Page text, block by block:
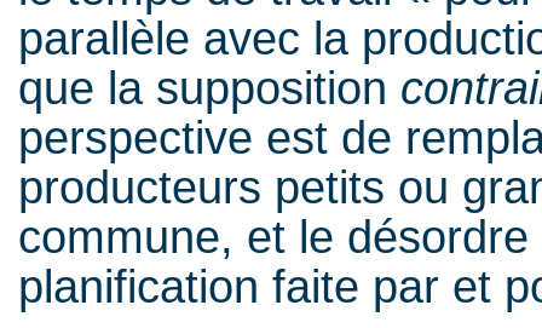
parallèle avec la
que la supposition
perspective est de
producteurs petits ou
commune, et le
planification faite par et